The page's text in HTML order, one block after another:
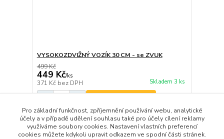
VYSOKOZDVIŽNÝ VOZÍK 30 CM - se ZVUK
499 Kč
449 Kč/ks
371 Kč bez DPH Skladem 3 ks
strana z 1
Pro základní funkčnost, zpříjemnění používání webu, analytické
účely a v případě udělení souhlasu také pro účely cílení reklamy
využíváme soubory cookies. Nastavení vlastních preferencí
cookies můžete kdykoli upravit odkazem ve spodní části stránek.